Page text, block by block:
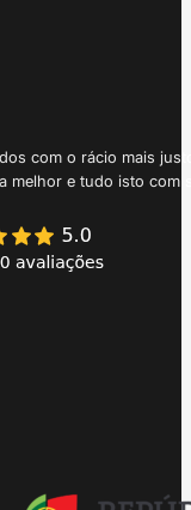
com o rácio mais
melhor e tudo isto